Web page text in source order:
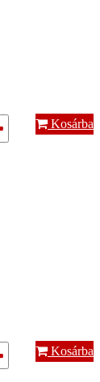
Kosárba
Kosárba